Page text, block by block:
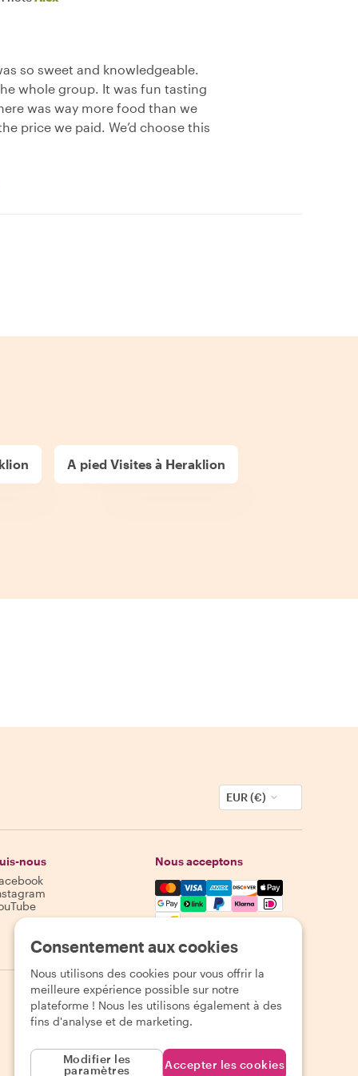
so sweet and knowledgeable.
whole group. It was fun tasting
was way more food than we
price we paid. We’d choose this
A pied Visites à Heraklion
EUR (€)
nous
Nous acceptons
Mastercard, Visa, Amex,
Consentement aux cookies
Nous utilisons des cookies pour vous offrir la
meilleure expérience possible sur notre
plateforme ! Nous les utilisons également à des
fins d'analyse et de marketing.
Modifier les
paramètres
Accepter les cookies